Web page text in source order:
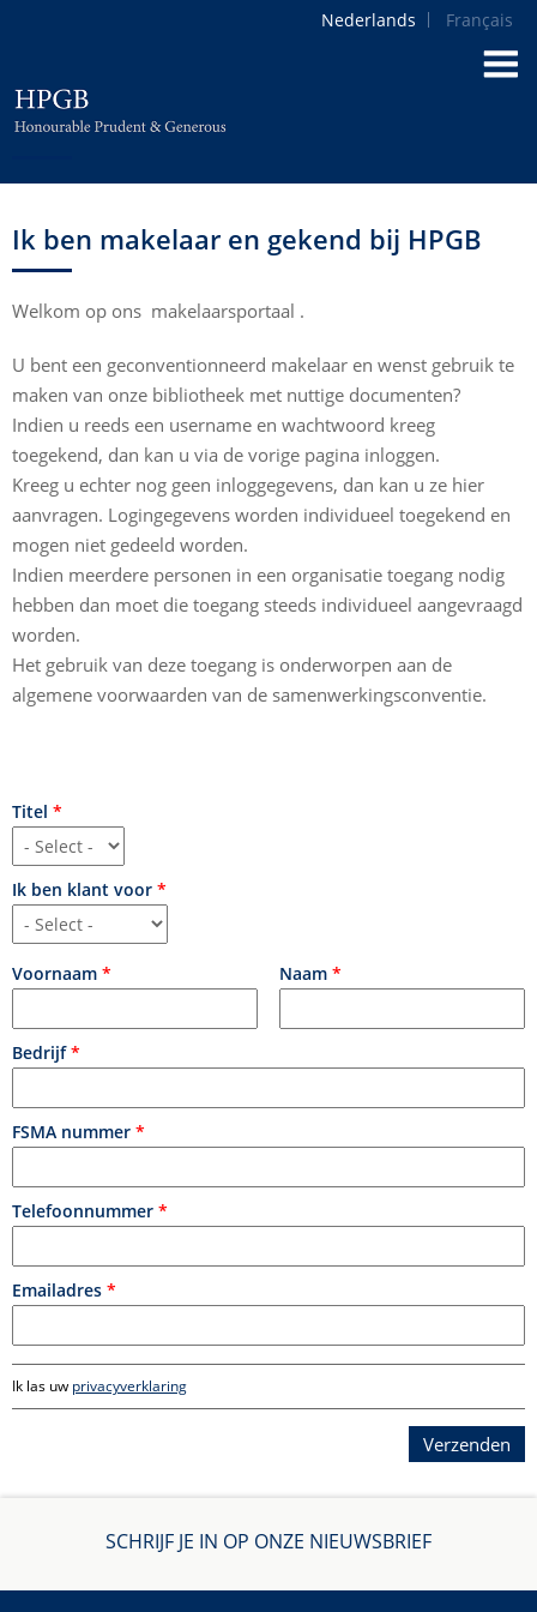
Nederlands Français
Ik ben makelaar en gekend bij HPGB
Welkom op ons makelaarsportaal .
U bent een geconventionneerd makelaar en wenst gebruik te
maken van onze bibliotheek met nuttige documenten?
Indien u reeds een username en wachtwoord kreeg
toegekend, dan kan u via de vorige pagina inloggen.
Kreeg u echter nog geen inloggegevens, dan kan u ze hier
aanvragen. Logingegevens worden individueel toegekend en
mogen niet gedeeld worden.
Indien meerdere personen in een organisatie toegang nodig
hebben dan moet die toegang steeds individueel aangevraagd
worden.
Het gebruik van deze toegang is onderworpen aan de
algemene voorwaarden van de samenwerkingsconventie.
Titel *
Ik ben klant voor *
Voornaam * Naam *
Bedrijf*
FSMA nummer *
Telefoonnummer *
Emailadres *
Ik las uw privacyverklaring
SCHRIJF JE IN OP ONZE NIEUWSBRIEF